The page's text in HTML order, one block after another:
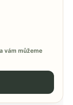
vám můžeme